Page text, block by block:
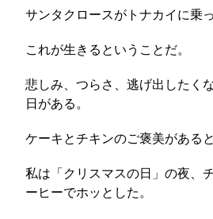
サンタクロースがトナカイに乗
これが生きるということだ。
悲しみ、つらさ、逃げ出したく
日がある。
ケーキとチキンのご褒美がある
私は「クリスマスの日」の夜、
ーヒーでホッとした。